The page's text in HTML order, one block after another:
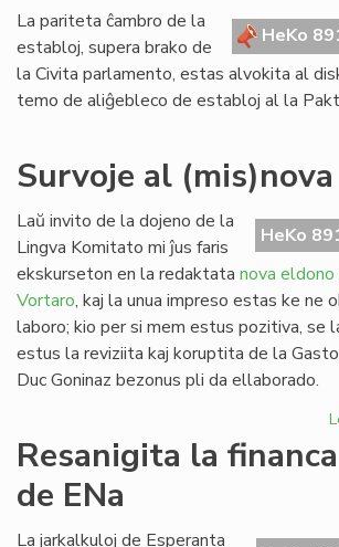
HeKo
La pariteta ĉambro de la
establoj, supera brako de
la Civita parlamento, estas alvokita al
temo de aliĝebleco de establoj al la
Survoje al (mis)nova
HeKo
Laŭ invito de la dojeno de la
Lingva Komitato mi ĵus faris
ekskurseton en la redaktata nova
Vortaro, kaj la unua impreso estas ke ne
laboro; kio per si mem estus pozitiva, se
estus la reviziita kaj koruptita de la
Duc Goninaz bezonus pli da ellaborado.
Resanigita la
de ENa
La jarkalkuloj de Esperanta